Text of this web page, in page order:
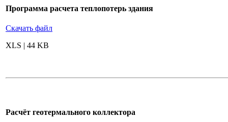
Программа расчета теплопотерь здания
Скачать файл
XLS | 44 KB
Расчёт геотермального коллектора